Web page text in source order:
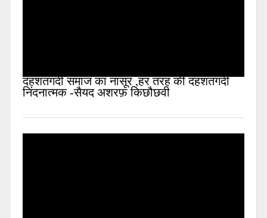
दहशतगर्दी समाज का नासूर ,हर तरह की दहशतगर्दी
निंदनात्मक -सैयद अशरफ़ किछौछवी